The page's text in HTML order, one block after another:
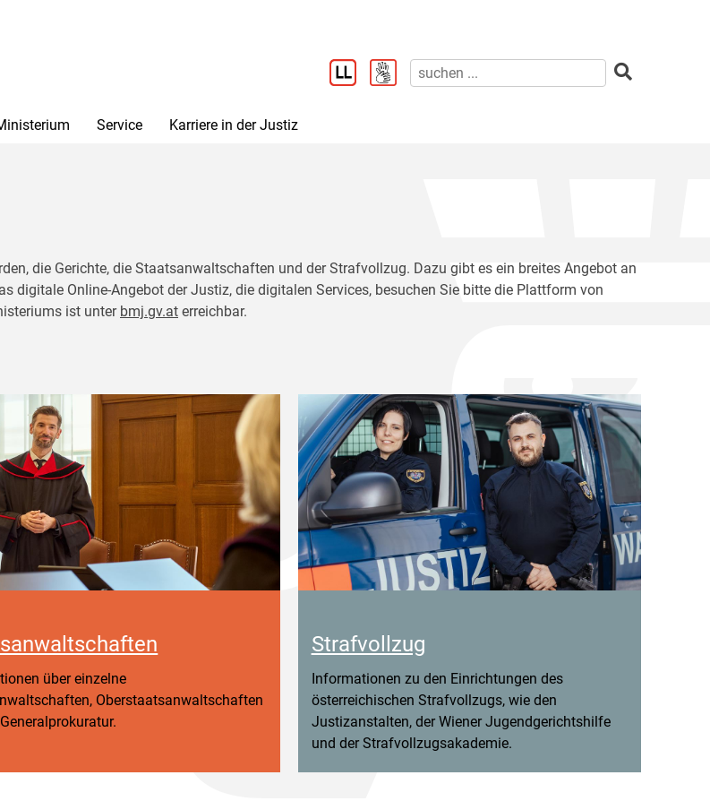
Service Karriere in der Justiz
die Gerichte, die Staatsanwaltschaften und der Strafvollzug. Dazu gibt es ein breites Angebot an
Online-Angebot der Justiz, die digitalen Services, besuchen Sie bitte die Plattform von
ist unter bmj.gv.at erreichbar.
über einzelne
Oberstaatsanwaltschaften
Strafvollzug
Informationen zu den Einrichtungen des
österreichischen Strafvollzugs, wie den
Justizanstalten, der Wiener Jugendgerichtshilfe
und der Strafvollzugsakademie.